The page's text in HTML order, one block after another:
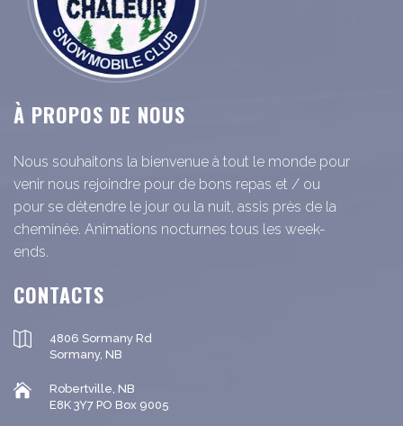
À PROPOS DE NOUS
Nous souhaitons la bienvenue à tout le monde pour
venir nous rejoindre pour de bons repas et / ou
pour se détendre le jour ou la nuit, assis près de la
cheminée. Animations nocturnes tous les week-
ends.
CONTACTS
4806 Sormany Rd
Sormany, NB
Robertville, NB
E8K 3Y7 PO Box 9005